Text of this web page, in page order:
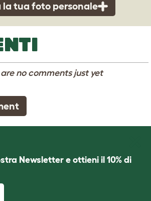
la tua foto personale
are no comments just yet
Newsletter e ottieni il 10% di